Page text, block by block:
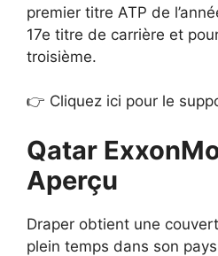
premier titre ATP de
17e titre de carrière et
troisième.
👉 Cliquez ici pour le
Qatar
Aperçu
Draper obtient une
plein temps dans son